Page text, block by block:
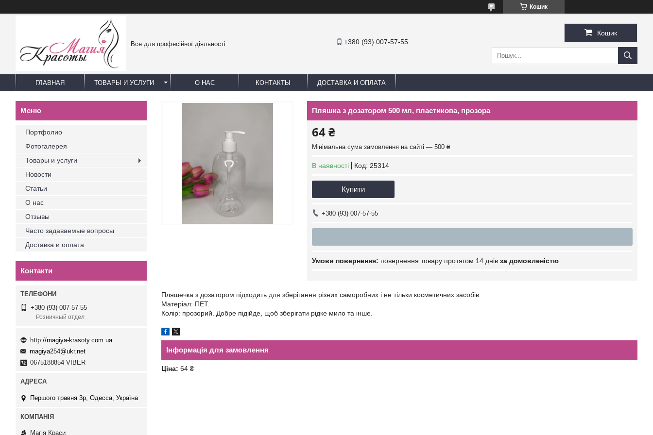
Кошик
Все для професійної діяльності +380 (93) 007-57-55
Кошик
ГЛАВНАЯ ТОВАРЫ И УСЛУГИ О НАС КОНТАКТЫ ДОСТАВКА И ОПЛАТА
Пляшка з дозатором 500 мл, пластикова, прозора
64 ₴
Мінімальна сума замовлення на сайті — 500 ₴
В наявності Код: 25314
Купити
+380 (93) 007-57-55
повернення товару протягом 14 днів за домовленістю
Пляшечка з дозатором підходить для зберігання різних саморобних і не тільки косметичних засобів
Матеріал: ПЕТ.
Колір: прозорий. Добре підійде, щоб зберігати рідке мило та інше.
Інформація для замовлення
Ціна: 64 ₴
Портфолио
Фотогалерея
Товары и услуги
Новости
Статьи
О нас
Отзывы
Часто задаваемые вопросы
Доставка и оплата
Контакти
+380 (93) 007-57-55
Розничный отдел
http://magiya-krasoty.com.ua
magiya254@ukr.net
0675188854 VIBER
Першого травня 3р, Одесса, Україна
Магія Краси